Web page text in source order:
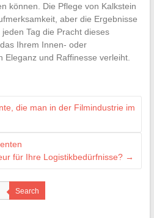
können. Die Pflege von Kalkstein
aber die Ergebnisse
Tag die Pracht dieses
Ihrem Innen- oder
und Raffinesse verleiht.
die man in der Filmindustrie im
für Ihre Logistikbedürfnisse? →
Search